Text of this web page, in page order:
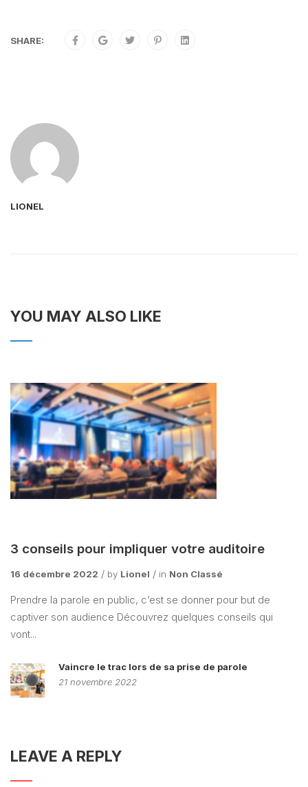
SHARE:
LIONEL
YOU MAY ALSO LIKE
3 conseils pour impliquer votre auditoire
16 décembre 2022 by Lionel in Non Classé
Prendre la parole en public, c’est se donner pour but de
captiver son audience Découvrez quelques conseils qui
vont...
Vaincre le trac lors de sa prise de parole
21 novembre 2022
LEAVE A REPLY